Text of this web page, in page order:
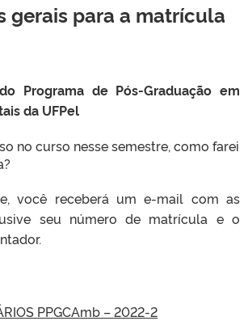
gerais para a matrícula
Programa de Pós-Graduação em
da UFPel
no curso nesse semestre, como farei
você receberá um e-mail com as
seu número de matrícula e o
PPGCAmb – 2022-2